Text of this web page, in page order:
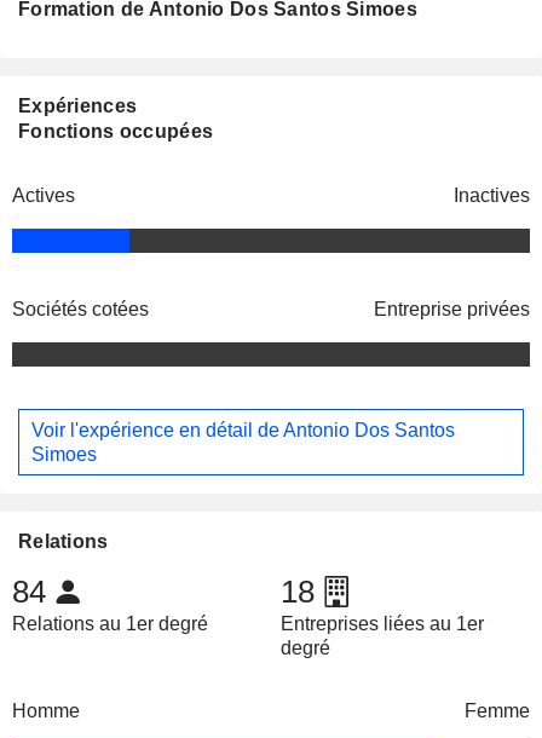
Formation de Antonio Dos Santos Simoes
Expériences
Fonctions occupées
Actives Inactives
Sociétés cotées Entreprise privées
Voir l'expérience en détail de Antonio Dos Santos
Simoes
Relations
84
Relations au 1er degré
18
Entreprises liées au 1er
degré
Homme Femme